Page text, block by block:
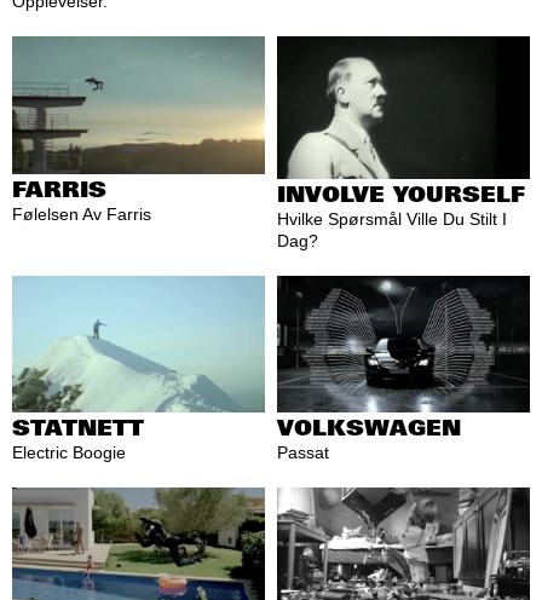
FARRIS
Følelsen Av Farris
INVOLVE YOURSELF
Hvilke Spørsmål Ville Du Stilt I
Dag?
STATNETT
Electric Boogie
VOLKSWAGEN
Passat